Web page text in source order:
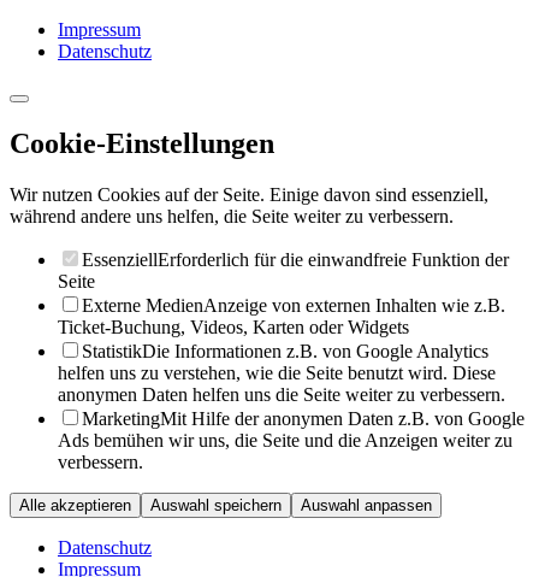
Impressum
Datenschutz
Cookie-Einstellungen
Wir nutzen Cookies auf der Seite. Einige davon sind essenziell,
während andere uns helfen, die Seite weiter zu verbessern.
EssenziellErforderlich für die einwandfreie Funktion der
Seite
Externe MedienAnzeige von externen Inhalten wie z.B.
Ticket-Buchung, Videos, Karten oder Widgets
StatistikDie Informationen z.B. von Google Analytics
helfen uns zu verstehen, wie die Seite benutzt wird. Diese
anonymen Daten helfen uns die Seite weiter zu verbessern.
MarketingMit Hilfe der anonymen Daten z.B. von Google
Ads bemühen wir uns, die Seite und die Anzeigen weiter zu
verbessern.
Alle akzeptieren Auswahl speichern Auswahl anpassen
Datenschutz
Impressum